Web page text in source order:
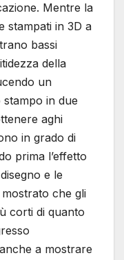
Mentre la
stampati in 3D a
bassi
della
un
in due
aghi
in grado di
prima l’effetto
e le
che gli
corti di quanto
a mostrare